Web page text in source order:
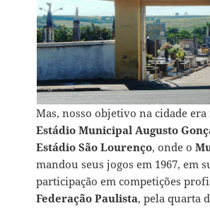
Mas, nosso objetivo na cidade
Estádio Municipal Augusto
Estádio São Lourenço, onde o
mandou seus jogos em 1967, em
participação em competições
Federação Paulista, pela quarta